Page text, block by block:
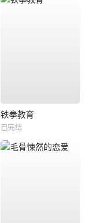
铁拳教育
已完结